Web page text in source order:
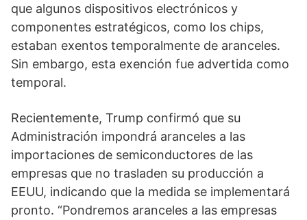
que algunos dispositivos electrónicos y
componentes estratégicos, como los chips,
estaban exentos temporalmente de aranceles.
Sin embargo, esta exención fue advertida como
temporal.
Recientemente, Trump confirmó que su
Administración impondrá aranceles a las
importaciones de semiconductores de las
empresas que no trasladen su producción a
EEUU, indicando que la medida se implementará
pronto. “Pondremos aranceles a las empresas